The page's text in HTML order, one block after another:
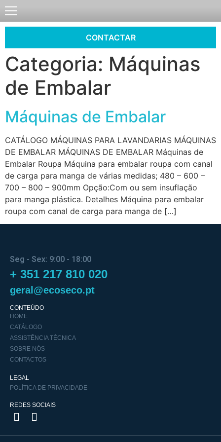
CONTACTAR
Categoria: Máquinas
de Embalar
Máquinas de Embalar
CATÁLOGO MÁQUINAS PARA LAVANDARIAS MÁQUINAS
DE EMBALAR MÁQUINAS DE EMBALAR Máquinas de
Embalar Roupa Máquina para embalar roupa com canal
de carga para manga de várias medidas; 480 – 600 –
700 – 800 – 900mm Opção:Com ou sem insuflação
para manga plástica. Detalhes Máquina para embalar
roupa com canal de carga para manga de […]
Seg - Sex: 9:00 - 18:00
+ 351 217 810 020
geral@ecoseco.pt
CONTEÚDO
HOME
CATÁLOGO
ASSISTÊNCIA TÉCNICA
SOBRE NÓS
CONTACTOS
LEGAL
POLÍTICA DE PRIVACIDADE
REDES SOCIAIS